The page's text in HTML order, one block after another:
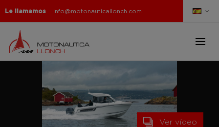
Le llamamos info@motonauticallonch.com
Ver vídeo